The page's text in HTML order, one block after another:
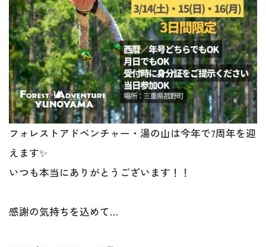
フォレストアドベンチャー・湯の山は今年で7周年を迎
えます✨
いつも本当にありがとうございます！！
感謝の気持ちを込めて…